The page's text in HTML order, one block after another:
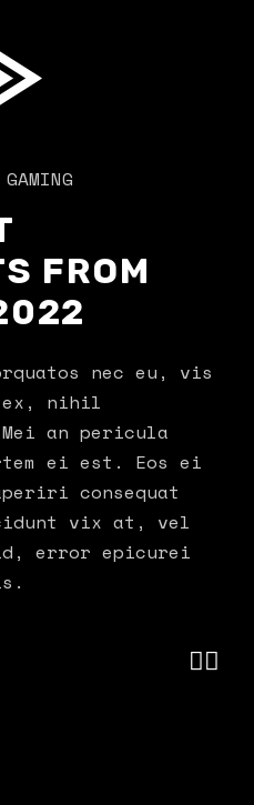
GAMING
FROM
nec eu, vis
nihil
an pericula
ei est. Eos ei
consequat
vix at, vel
error epicurei